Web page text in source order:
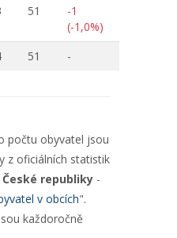
51
-1
(-1,0%)
51 -
počtu obyvatel jsou
z oficiálních statistik
republiky -
v obcích".
každoročně